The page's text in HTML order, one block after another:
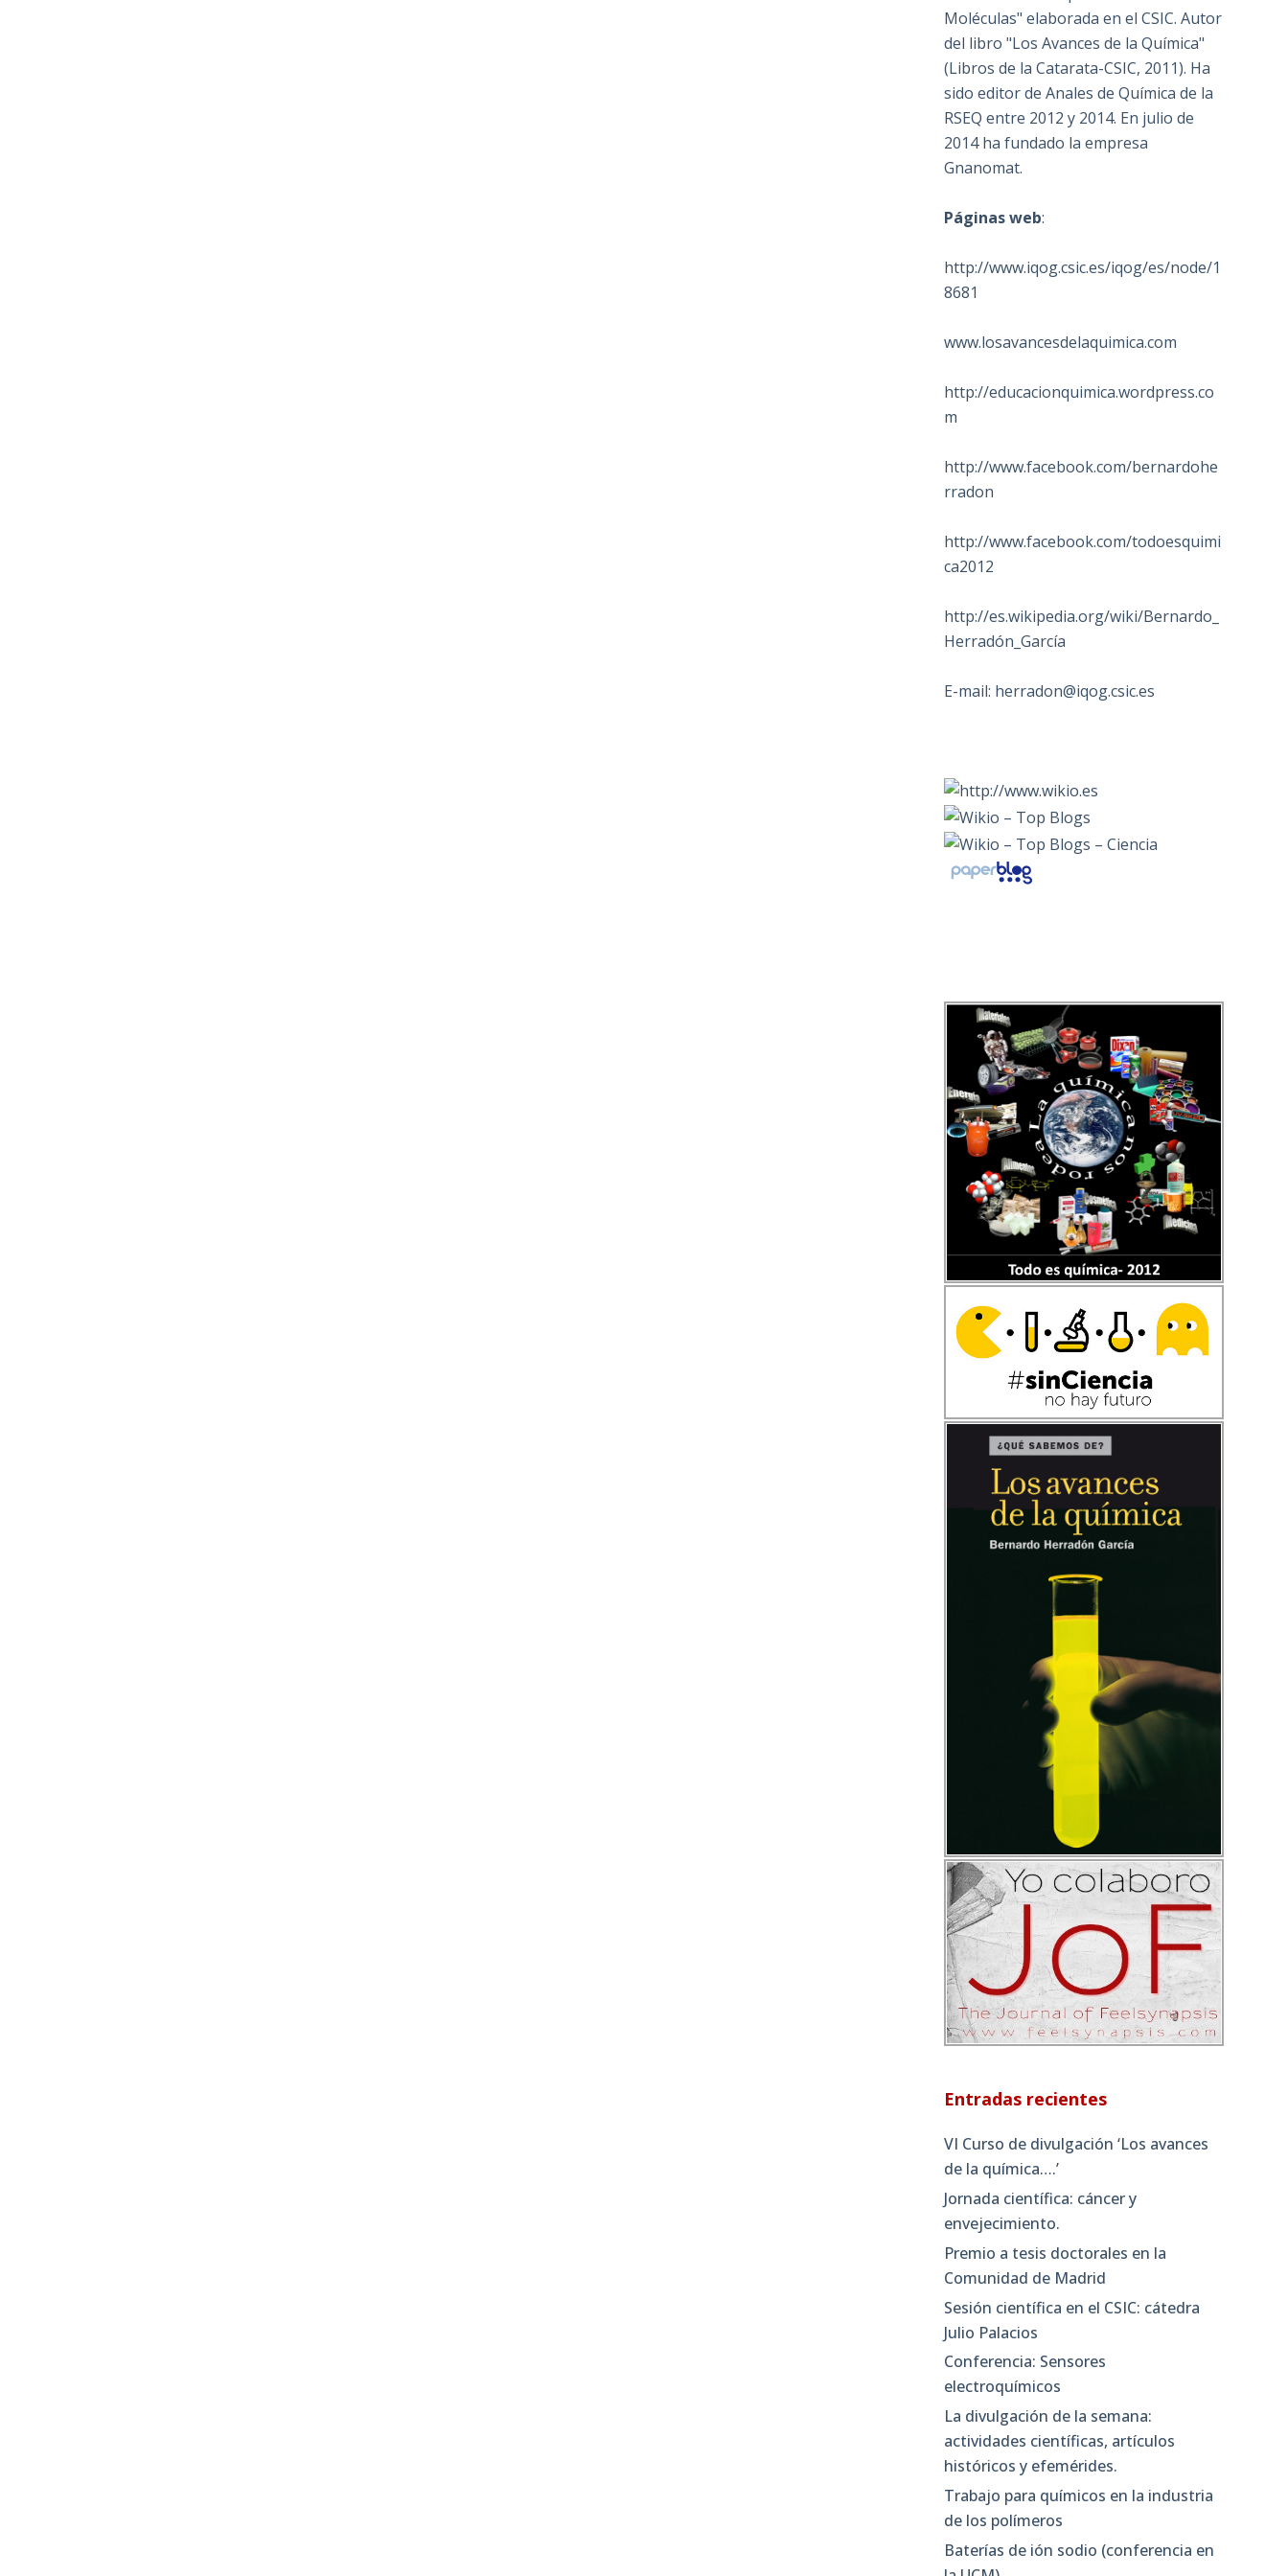
Moléculas" elaborada en el CSIC. Autor
del libro "Los Avances de la Química"
(Libros de la Catarata-CSIC, 2011). Ha
sido editor de Anales de Química de la
RSEQ entre 2012 y 2014. En julio de
2014 ha fundado la empresa
Gnanomat.
Páginas web:
http://www.iqog.csic.es/iqog/es/node/1
8681
www.losavancesdelaquimica.com
http://educacionquimica.wordpress.co
m
http://www.facebook.com/bernardohe
rradon
http://www.facebook.com/todoesquimi
ca2012
http://es.wikipedia.org/wiki/Bernardo_
Herradón_García
E-mail: herradon@iqog.csic.es
Entradas recientes
VI Curso de divulgación ‘Los avances
de la química….’
Jornada científica: cáncer y
envejecimiento.
Premio a tesis doctorales en la
Comunidad de Madrid
Sesión científica en el CSIC: cátedra
Julio Palacios
Conferencia: Sensores
electroquímicos
La divulgación de la semana:
actividades científicas, artículos
históricos y efemérides.
Trabajo para químicos en la industria
de los polímeros
Baterías de ión sodio (conferencia en